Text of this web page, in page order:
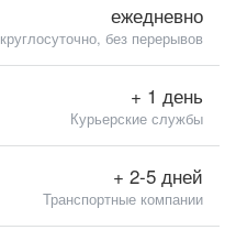
ежедневно
круглосуточно, без перерывов
+ 1 день
Курьерские службы
+ 2-5 дней
Транспортные компании